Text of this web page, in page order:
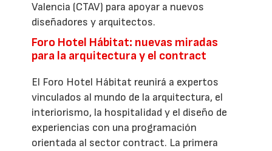
Valencia (CTAV) para apoyar a nuevos
diseñadores y arquitectos.
Foro Hotel Hábitat: nuevas miradas
para la arquitectura y el contract
El Foro Hotel Hábitat reunirá a expertos
vinculados al mundo de la arquitectura, el
interiorismo, la hospitalidad y el diseño de
experiencias con una programación
orientada al sector contract. La primera